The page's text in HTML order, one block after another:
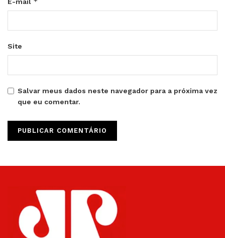
E-mail
Site
Salvar meus dados neste navegador para a próxima vez
que eu comentar.